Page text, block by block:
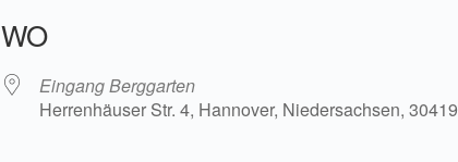
WO
Eingang Berggarten
Herrenhäuser Str. 4, Hannover, Niedersachsen, 30419